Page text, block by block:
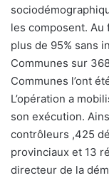
les composent.
plus de 95% sans
Communes sur
Communes l’ont
L’opération a
son exécution.
contrôleurs ,425
provinciaux et 13
directeur de la